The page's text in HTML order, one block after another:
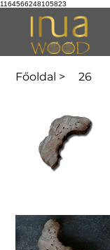
1164566248105823
Főoldal > 26